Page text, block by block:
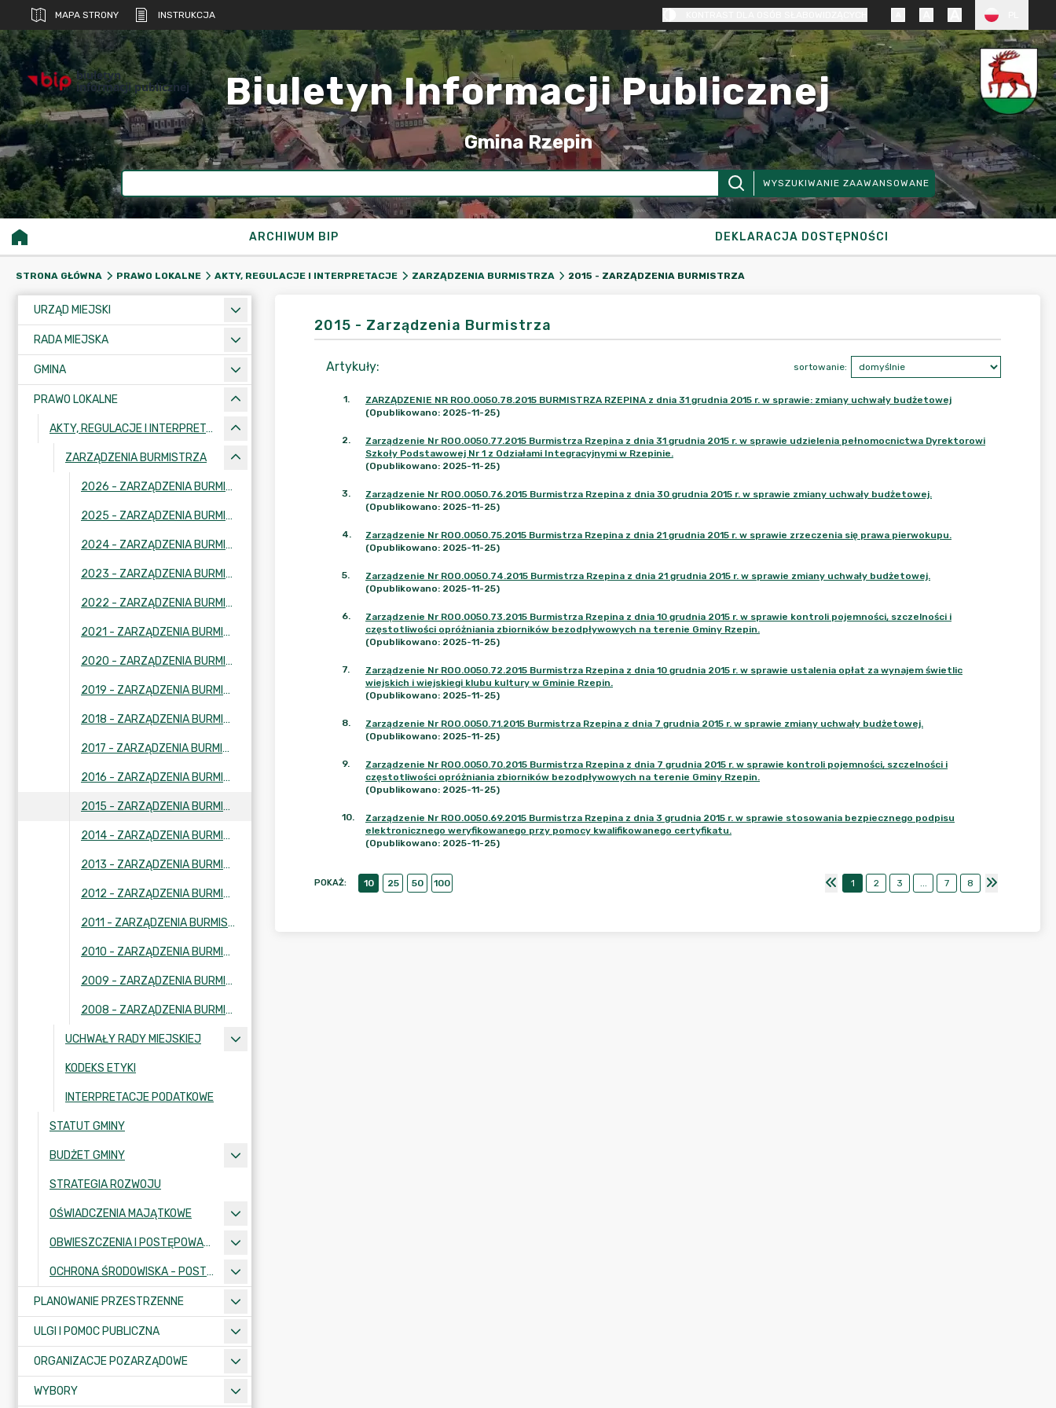
MAPA STRONY INSTRUKCJA
biuletyn
informacji publicznej Biuletyn Informacji Publicznej
Gmina Rzepin
WYSZUKIWANIE ZAAWANSOWANE
ARCHIWUM BIP DEKLARACJA DOSTĘPNOŚCI
STRONA GŁÓWNA PRAWO LOKALNE AKTY, REGULACJE I INTERPRETACJE ZARZĄDZENIA BURMISTRZA 2015 - ZARZĄDZENIA BURMISTRZA
URZĄD MIEJSKI
RADA MIEJSKA
GMINA
PRAWO LOKALNE
AKTY, REGULACJE I INTERPRETACJE
ZARZĄDZENIA BURMISTRZA
2026 - ZARZĄDZENIA BURMISTRZA
2025 - ZARZĄDZENIA BURMISTRZA
2024 - ZARZĄDZENIA BURMISTRZA
2023 - ZARZĄDZENIA BURMISTRZA
2022 - ZARZĄDZENIA BURMISTRZA
2021 - ZARZĄDZENIA BURMISTRZA
2020 - ZARZĄDZENIA BURMISTRZA
2019 - ZARZĄDZENIA BURMISTRZA
2018 - ZARZĄDZENIA BURMISTRZA
2017 - ZARZĄDZENIA BURMISTRZA
2016 - ZARZĄDZENIA BURMISTRZA
2015 - ZARZĄDZENIA BURMISTRZA
2014 - ZARZĄDZENIA BURMISTRZA
2013 - ZARZĄDZENIA BURMISTRZA
2012 - ZARZĄDZENIA BURMISTRZA
2011 - ZARZĄDZENIA BURMISTRZA
2010 - ZARZĄDZENIA BURMISTRZA
2009 - ZARZĄDZENIA BURMISTRZA
2008 - ZARZĄDZENIA BURMISTRZA
UCHWAŁY RADY MIEJSKIEJ
KODEKS ETYKI
INTERPRETACJE PODATKOWE
STATUT GMINY
BUDŻET GMINY
STRATEGIA ROZWOJU
OŚWIADCZENIA MAJĄTKOWE
OBWIESZCZENIA I POSTĘPOWANIA ADMINISTRACYJNE
OCHRONA ŚRODOWISKA - POSTĘPOWANIA I INFORMACJE
PLANOWANIE PRZESTRZENNE
ULGI I POMOC PUBLICZNA
ORGANIZACJE POZARZĄDOWE
WYBORY
2015 - Zarządzenia Burmistrza
Artykuły: sortowanie:
1.
ZARZĄDZENIE NR ROO.0050.78.2015 BURMISTRZA RZEPINA z dnia 31 grudnia 2015 r. w sprawie: zmiany uchwały budżetowej
(Opublikowano: 2025-11-25)
2.
Zarządzenie Nr ROO.0050.77.2015 Burmistrza Rzepina z dnia 31 grudnia 2015 r. w sprawie udzielenia pełnomocnictwa Dyrektorowi
Szkoły Podstawowej Nr 1 z Odziałami Integracyjnymi w Rzepinie.
(Opublikowano: 2025-11-25)
3.
Zarządzenie Nr ROO.0050.76.2015 Burmistrza Rzepina z dnia 30 grudnia 2015 r. w sprawie zmiany uchwały budżetowej.
(Opublikowano: 2025-11-25)
4.
Zarządzenie Nr ROO.0050.75.2015 Burmistrza Rzepina z dnia 21 grudnia 2015 r. w sprawie zrzeczenia się prawa pierwokupu.
(Opublikowano: 2025-11-25)
5.
Zarządzenie Nr ROO.0050.74.2015 Burmistrza Rzepina z dnia 21 grudnia 2015 r. w sprawie zmiany uchwały budżetowej.
(Opublikowano: 2025-11-25)
6.
Zarządzenie Nr ROO.0050.73.2015 Burmistrza Rzepina z dnia 10 grudnia 2015 r. w sprawie kontroli pojemności, szczelności i
częstotliwości opróżniania zbiorników bezodpływowych na terenie Gminy Rzepin.
(Opublikowano: 2025-11-25)
7.
Zarządzenie Nr ROO.0050.72.2015 Burmistrza Rzepina z dnia 10 grudnia 2015 r. w sprawie ustalenia opłat za wynajem świetlic
wiejskich i wiejskiegi klubu kultury w Gminie Rzepin.
(Opublikowano: 2025-11-25)
8.
Zarządzenie Nr ROO.0050.71.2015 Burmistrza Rzepina z dnia 7 grudnia 2015 r. w sprawie zmiany uchwały budżetowej.
(Opublikowano: 2025-11-25)
9.
Zarządzenie Nr ROO.0050.70.2015 Burmistrza Rzepina z dnia 7 grudnia 2015 r. w sprawie kontroli pojemności, szczelności i
częstotliwości opróżniania zbiorników bezodpływowych na terenie Gminy Rzepin.
(Opublikowano: 2025-11-25)
10.
Zarządzenie Nr ROO.0050.69.2015 Burmistrza Rzepina z dnia 3 grudnia 2015 r. w sprawie stosowania bezpiecznego podpisu
elektronicznego weryfikowanego przy pomocy kwalifikowanego certyfikatu.
(Opublikowano: 2025-11-25)
POKAŻ: 10 25 50 100 1 2 3 ... 7 8